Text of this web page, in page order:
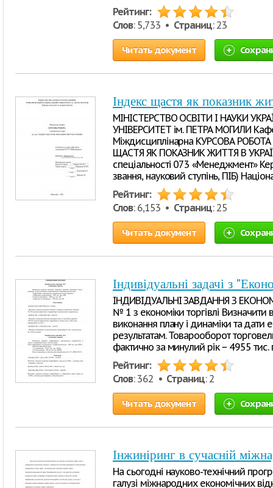
Рейтинг:
Слов: 5,733 • Страниц: 23
Читать документ
Індекс щастя як показник
МІНІСТЕРСТВО ОСВІТИ І НАУКИ
УНІВЕРСИТЕТ ім. ПЕТРА МОГИЛИ
Міждисциплінарна КУРСОВА РОБОТА
ЩАСТЯ ЯК ПОКАЗНИК ЖИТТЯ В
спеціальності 073 «Менеджмент»
звання, науковий ступінь, ПІБ)
Рейтинг:
Слов: 6,153 • Страниц: 25
Читать документ
Індивідуальні задачі з
ІНДИВІДУАЛЬНІ ЗАВДАННЯ З
№ 1 з економіки торгівлі Визначити
виконання плану і динаміки та
результатам. Товарооборот
фактично за минулий рік − 4955 тис.
Рейтинг:
Слов: 362 • Страниц: 2
Читать документ
Інжиніринг в сучасній
На сьогодні науково-технічний
галузі міжнародних економічних